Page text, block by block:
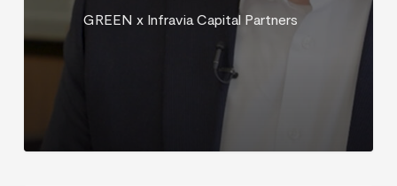
GREEN x Infravia Capital Partners